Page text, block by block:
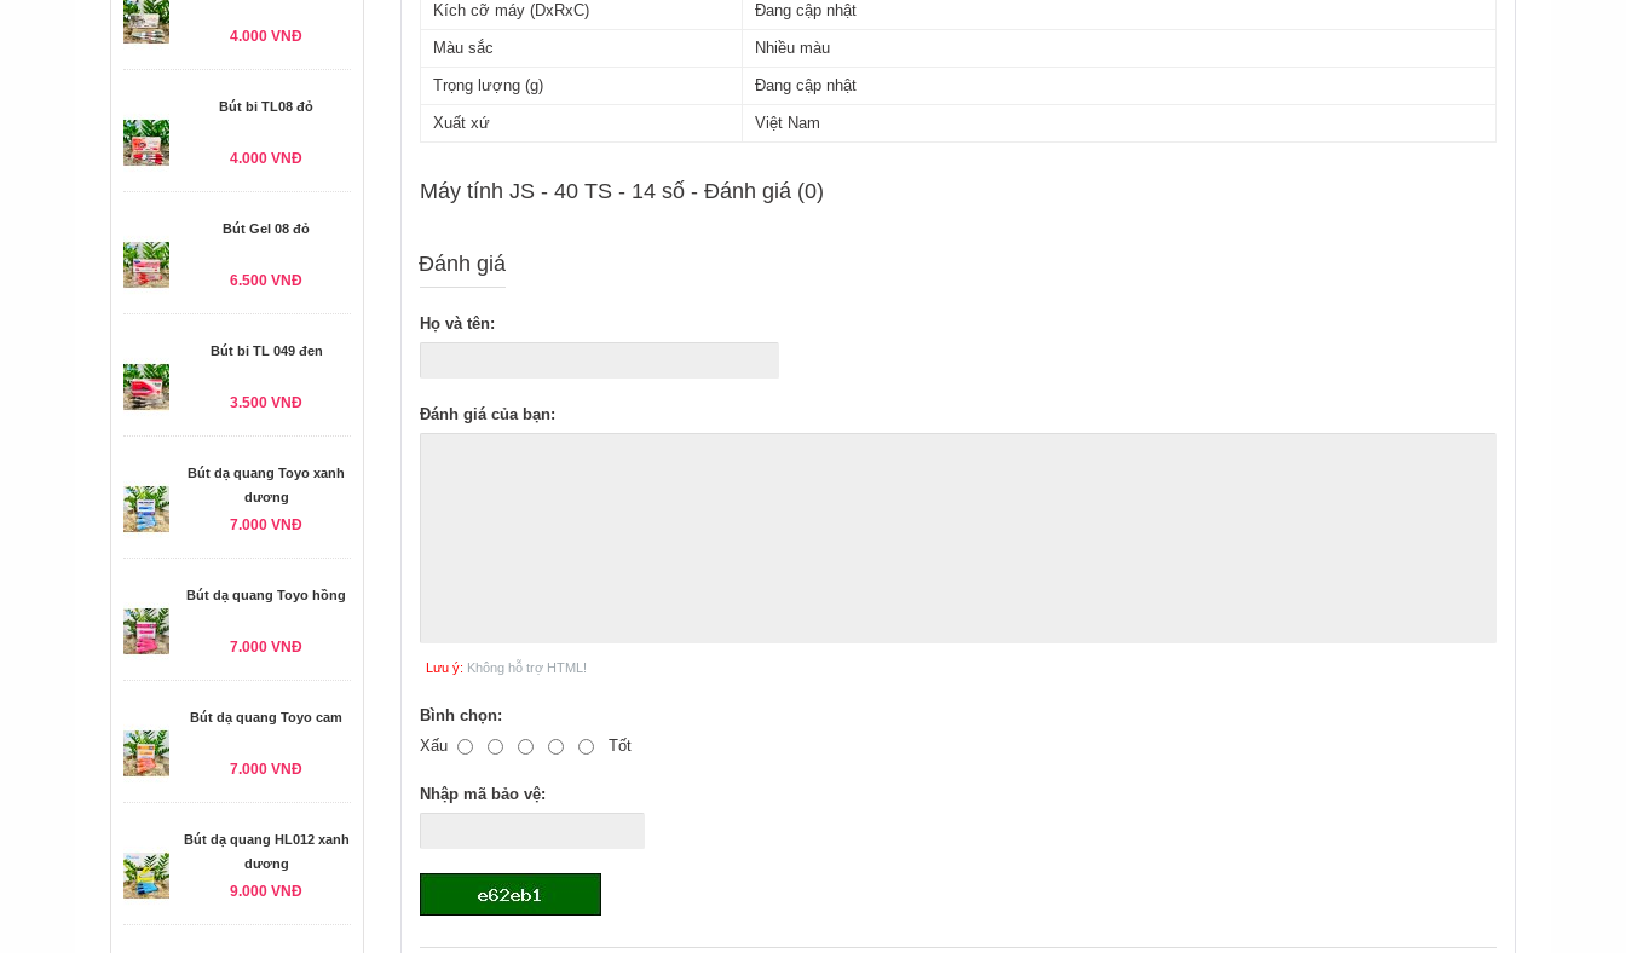
4.000 VNĐ
Bút bi TL08 đỏ
4.000 VNĐ
Bút Gel 08 đỏ
6.500 VNĐ
Bút bi TL 049 đen
3.500 VNĐ
Bút dạ quang Toyo xanh
dương
7.000 VNĐ
Bút dạ quang Toyo hồng
7.000 VNĐ
Bút dạ quang Toyo cam
7.000 VNĐ
Bút dạ quang HL012 xanh
dương
9.000 VNĐ
Kích cỡ máy (DxRxC) Đang cập nhật
Màu sắc Nhiều màu
Trọng lượng (g) Đang cập nhật
Xuất xứ Việt Nam
Máy tính JS - 40 TS - 14 số - Ðánh giá (0)
Đánh giá
Họ và tên:
Đánh giá của bạn:
Lưu ý: Không hỗ trợ HTML!
Bình chọn:
Xấu
Tốt
Nhập mã bảo vệ: